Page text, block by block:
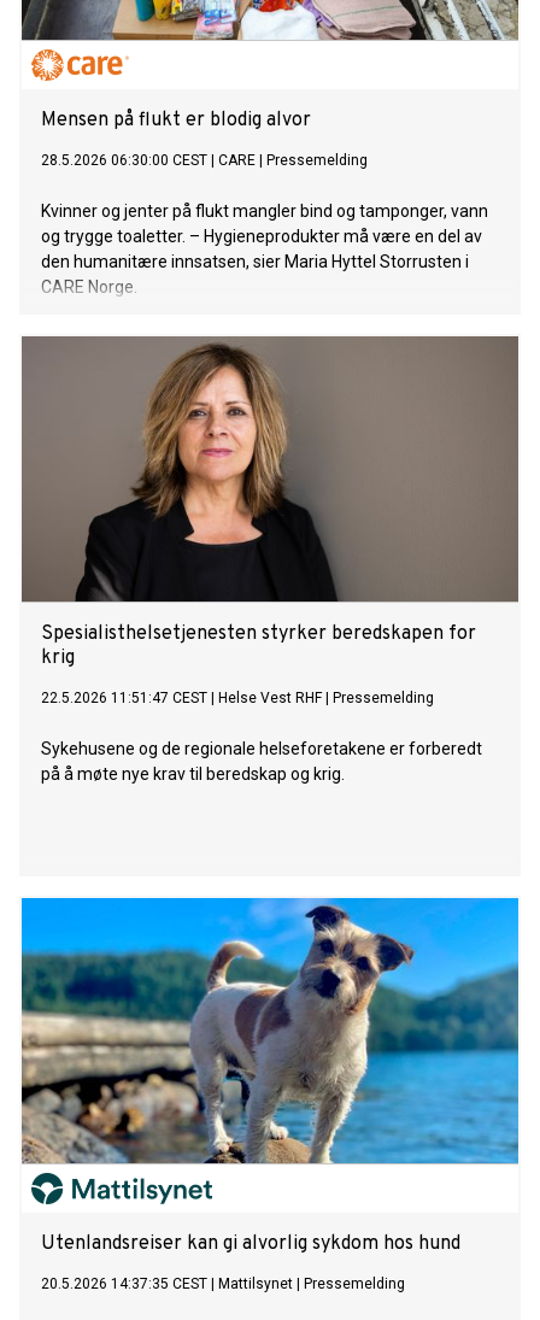
Mensen på flukt er blodig alvor
28.5.2026 06:30:00 CEST CARE Pressemelding
Kvinner og jenter på flukt mangler bind og tamponger, vann
og trygge toaletter. – Hygieneprodukter må være en del av
den humanitære innsatsen, sier Maria Hyttel Storrusten i
CARE Norge.
Spesialisthelsetjenesten styrker beredskapen for
krig
22.5.2026 11:51:47 CEST Helse Vest RHF| Pressemelding
Sykehusene og de regionale helseforetakene er forberedt
på å møte nye krav til beredskap og krig.
Utenlandsreiser kan gi alvorlig sykdom hos hund
20.5.2026 14:37:35 CEST Mattilsynet Pressemelding